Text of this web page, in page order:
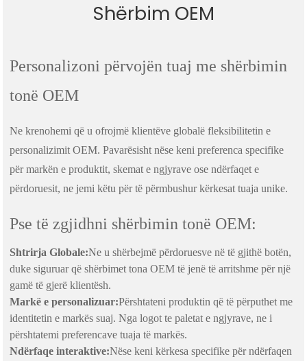
Shërbim OEM
Personalizoni përvojën tuaj me shërbimin
tonë OEM
Ne krenohemi që u ofrojmë klientëve globalë fleksibilitetin e
personalizimit OEM. Pavarësisht nëse keni preferenca specifike
për markën e produktit, skemat e ngjyrave ose ndërfaqet e
përdoruesit, ne jemi këtu për të përmbushur kërkesat tuaja unike.
Pse të zgjidhni shërbimin tonë OEM:
Shtrirja Globale:Ne u shërbejmë përdoruesve në të gjithë botën,
duke siguruar që shërbimet tona OEM të jenë të arritshme për një
gamë të gjerë klientësh.
Markë e personalizuar:Përshtateni produktin që të përputhet me
identitetin e markës suaj. Nga logot te paletat e ngjyrave, ne i
përshtatemi preferencave tuaja të markës.
Ndërfaqe interaktive:Nëse keni kërkesa specifike për ndërfaqen